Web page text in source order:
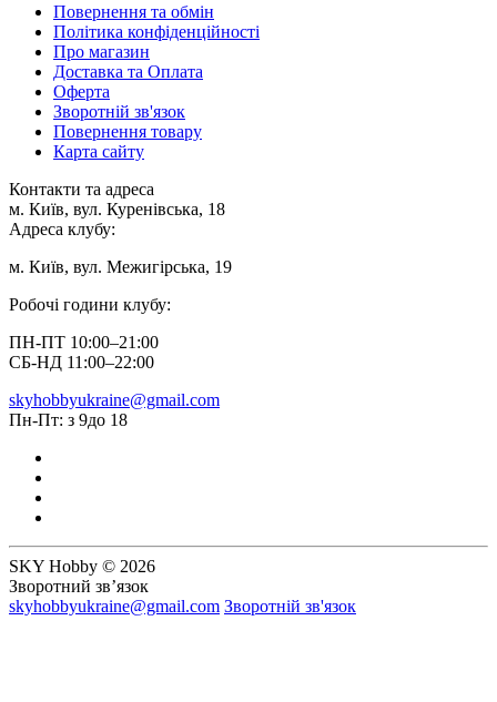
Повернення та обмін
Політика конфіденційності
Про магазин
Доставка та Оплата
Оферта
Зворотній зв'язок
Повернення товару
Карта сайту
Контакти та адреса
м. Київ, вул. Куренівська, 18
Адреса клубу:
м. Київ, вул. Межигірська, 19
Робочі години клубу:
ПН-ПТ 10:00–21:00
СБ-НД 11:00–22:00
skyhobbyukraine@gmail.com
Пн-Пт: з 9до 18
SKY Hobby © 2026
Зворотний зв’язок
skyhobbyukraine@gmail.com Зворотній зв'язок